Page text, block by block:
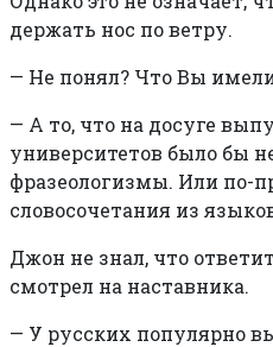
держать нос по ветру.
— Не понял? Что Вы
— А то, что на досуге
университетов было бы
фразеологизмы. Или по-
словосочетания из
Джон не знал, что
смотрел на наставника.
— У русских популярно